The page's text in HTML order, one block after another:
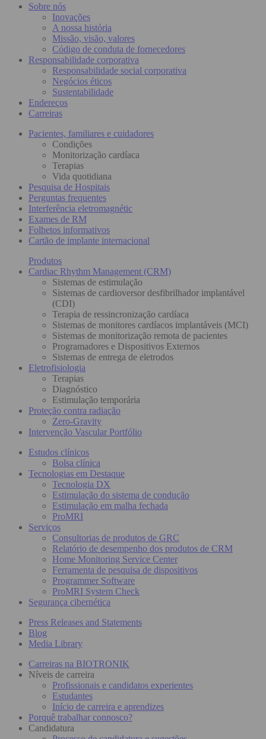
Sobre nós
Inovações
A nossa história
Missão, visão, valores
Código de conduta de fornecedores
Responsabilidade corporativa
Responsabilidade social corporativa
Negócios éticos
Sustentabilidade
Endereços
Carreiras
Pacientes, familiares e cuidadores
Condições
Monitorização cardíaca
Terapias
Vida quotidiana
Pesquisa de Hospitais
Perguntas frequentes
Interferência eletromagnétic
Exames de RM
Folhetos informativos
Cartão de implante internacional
Produtos
Cardiac Rhythm Management (CRM)
Sistemas de estimulação
Sistemas de cardioversor desfibrilhador implantável
(CDI)
Terapia de ressincronização cardíaca
Sistemas de monitores cardíacos implantáveis (MCI)
Sistemas de monitorização remota de pacientes
Programadores e Dispositivos Externos
Sistemas de entrega de eletrodos
Eletrofisiologia
Terapias
Diagnóstico
Estimulação temporária
Proteção contra radiação
Zero-Gravity
Intervenção Vascular Portfólio
Estudos clínicos
Bolsa clínica
Tecnologias em Destaque
Tecnologia DX
Estimulação do sistema de condução
Estimulação em malha fechada
ProMRI
Serviços
Consultorias de produtos de GRC
Relatório de desempenho dos produtos de CRM
Home Monitoring Service Center
Ferramenta de pesquisa de dispositivos
Programmer Software
ProMRI System Check
Segurança cibernética
Press Releases and Statements
Blog
Media Library
Carreiras na BIOTRONIK
Níveis de carreira
Profissionais e candidatos experientes
Estudantes
Início de carreira e aprendizes
Porquê trabalhar connosco?
Candidatura